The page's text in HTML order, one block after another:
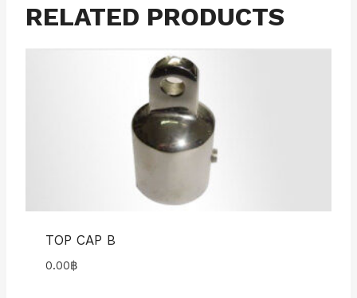
RELATED PRODUCTS
TOP CAP B
0.00฿